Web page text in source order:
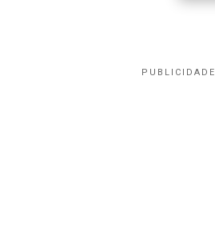
PUBLICIDADE